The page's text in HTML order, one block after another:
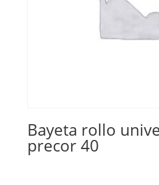
Bayeta rollo
precor 40